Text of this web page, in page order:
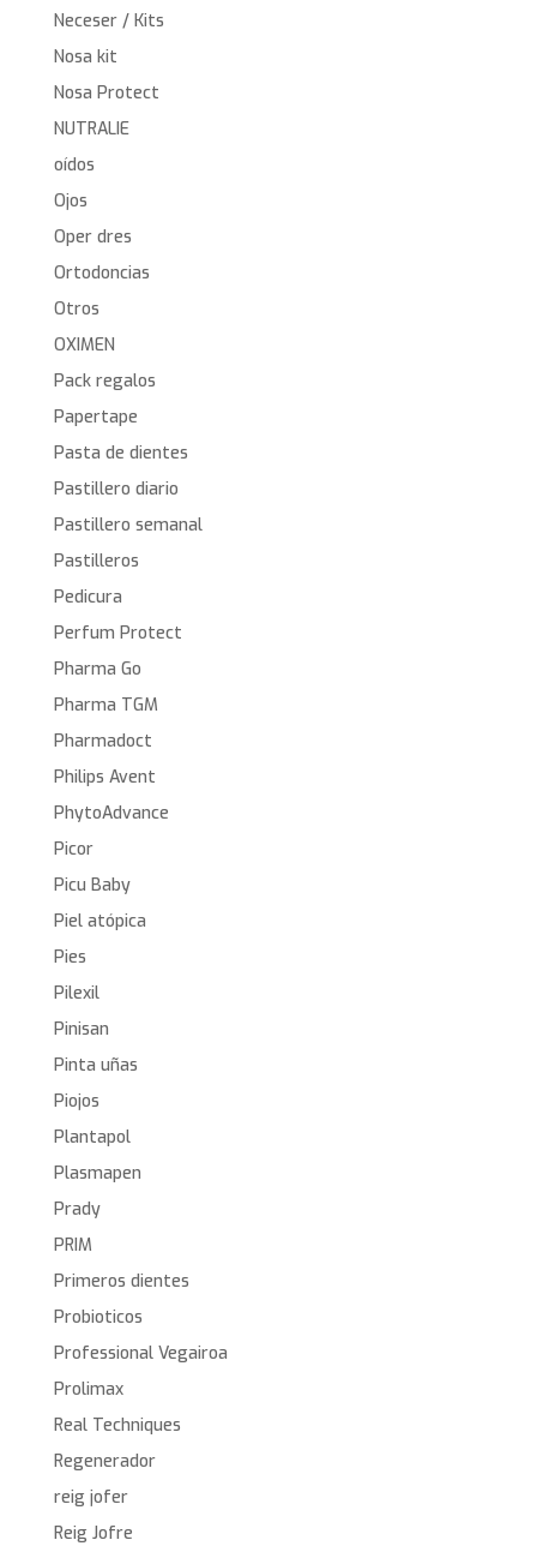
Neceser / Kits
Nosa kit
Nosa Protect
NUTRALIE
oídos
Ojos
Oper dres
Ortodoncias
Otros
OXIMEN
Pack regalos
Papertape
Pasta de dientes
Pastillero diario
Pastillero semanal
Pastilleros
Pedicura
Perfum Protect
Pharma Go
Pharma TGM
Pharmadoct
Philips Avent
PhytoAdvance
Picor
Picu Baby
Piel atópica
Pies
Pilexil
Pinisan
Pinta uñas
Piojos
Plantapol
Plasmapen
Prady
PRIM
Primeros dientes
Probioticos
Professional Vegairoa
Prolimax
Real Techniques
Regenerador
reig jofer
Reig Jofre